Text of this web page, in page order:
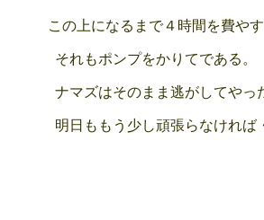
この上になるまで４時間を費や
それもポンプをかりてである。
ナマズはそのまま逃がしてやっ
明日ももう少し頑張らなければ